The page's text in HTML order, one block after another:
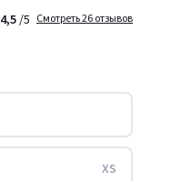
4,5 /5 Смотреть 26 отзывов
XS